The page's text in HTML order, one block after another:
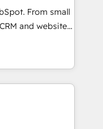
of
models —
HubSpot
customers so
apps &
From small
and websites.
every inch of
hand with your
a better